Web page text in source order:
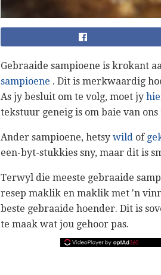
Gebraaide sampioene is krokant
sampioene . Dit is merkwaardig
As jy besluit om te volg, moet jy
tekstuur geneig is om baie van
Ander sampioene, hetsy wild of
een-byt-stukkies sny, maar dit is
Terwyl die meeste gebraaide
resep maklik en maklik met 'n
beste gebraaide hoender. Dit is
te maak wat jou gehoor pas.